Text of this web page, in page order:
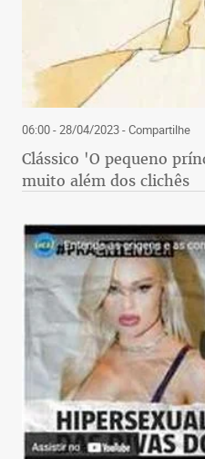
06:00 - 28/04/2023- Compartilhe
Clássico 'O pequeno
muito além dos clichês